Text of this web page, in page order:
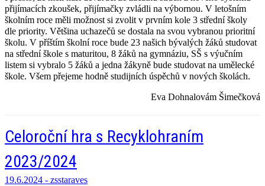
přijímacích zkoušek, přijímačky zvládli na výbornou. V letošním
školním roce měli možnost si zvolit v prvním kole 3 střední školy
dle priority. Většina uchazečů se dostala na svou vybranou prioritní
školu. V příštím školní roce bude 23 našich bývalých žáků studovat
na střední škole s maturitou, 8 žáků na gymnáziu, SŠ s výučním
listem si vybralo 5 žáků a jedna žákyně bude studovat na umělecké
škole. Všem přejeme hodně studijních úspěchů v nových školách.
Eva Dohnalovám Šimečková
Celoroční hra s Recyklohraním
2023/2024
19.6.2024 - zsstaraves